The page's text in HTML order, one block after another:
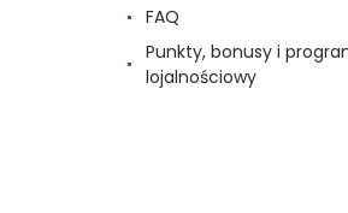
FAQ
Punkty, bonusy i
lojalnościowy